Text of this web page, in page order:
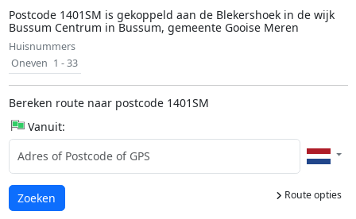
Postcode 1401SM is gekoppeld aan de Blekershoek in de wijk
Bussum Centrum in Bussum, gemeente Gooise Meren
Huisnummers
Oneven 1 - 33
Bereken route naar postcode 1401SM
Vanuit:
Route opties
Laden...
Zoeken